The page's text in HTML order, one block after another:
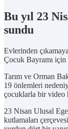
Bu yıl 23
sundu
Evlerinden
Çocuk Bayramı
Tarım ve Orman
19 önlemleri
çocuklarla bir video
23 Nisan Ulusal
kutlamaları